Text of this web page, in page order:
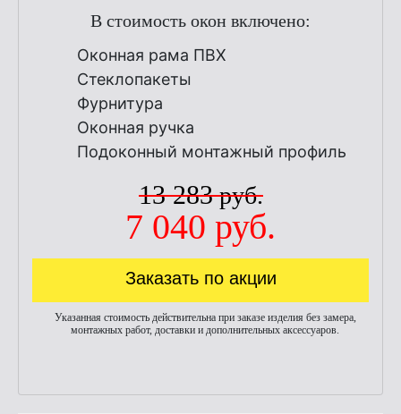
В стоимость окон включено:
Оконная рама ПВХ
Стеклопакеты
Фурнитура
Оконная ручка
Подоконный монтажный профиль
13 283руб.
7 040 руб.
Заказать по акции
Указанная стоимость действительна при заказе изделия без замера,
монтажных работ, доставки и дополнительных аксессуаров.